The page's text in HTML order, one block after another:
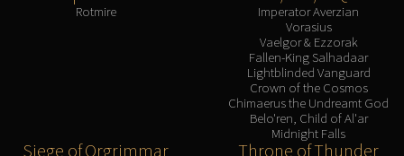
Rotmire
Imperator Averzian
Vorasius
Vaelgor & Ezzorak
Fallen-King Salhadaar
Lightblinded Vanguard
Crown of the Cosmos
Chimaerus the Undreamt God
Belo'ren, Child of Al'ar
Midnight Falls
Siege of Orgrimmar Throne of Thunder